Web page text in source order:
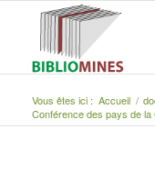
Vous êtes ici : Accueil /
Conférence des pays de la